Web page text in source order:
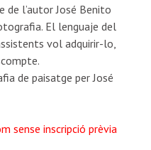
de l’autor José Benito
El lenguaje del
vol adquirir-lo,
de paisatge per José
sense inscripció prèvia